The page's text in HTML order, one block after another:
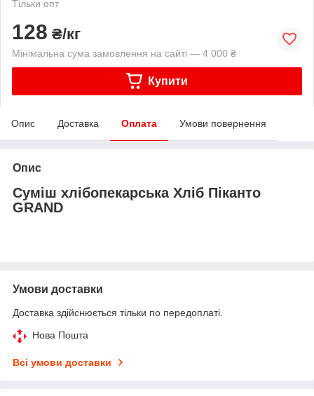
Тільки опт
128 ₴/кг
Мінімальна сума замовлення на сайті — 4 000 ₴
Купити
Опис Доставка Оплата Умови повернення
Опис
Суміш хлібопекарська Хліб Піканто
GRAND
Умови доставки
Доставка здійснюється тільки по передоплаті.
Нова Пошта
Всі умови доставки